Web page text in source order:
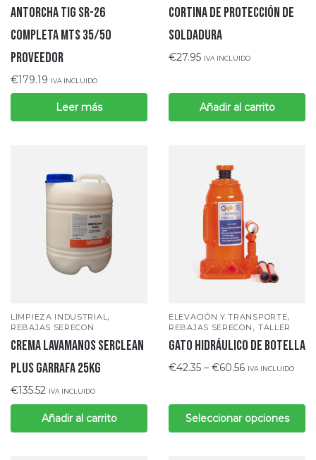
ANTORCHA TIG SR-26
COMPLETA MTS 35/50
Proveedor
€179.19 IVA INCLUIDO
Leer más
CORTINA DE PROTECCIÓN DE
SOLDADURA
€27.95 IVA INCLUIDO
Añadir al carrito
LIMPIEZA INDUSTRIAL,
REBAJAS SERECON
CREMA LAVAMANOS SERCLEAN
PLUS Garrafa 25KG
€135.52 IVA INCLUIDO
Añadir al carrito
ELEVACIÓN Y TRANSPORTE,
REBAJAS SERECON , TALLER
Gato hidráulico de botella
€42.35 – €60.56 IVA INCLUIDO
Seleccionar opciones